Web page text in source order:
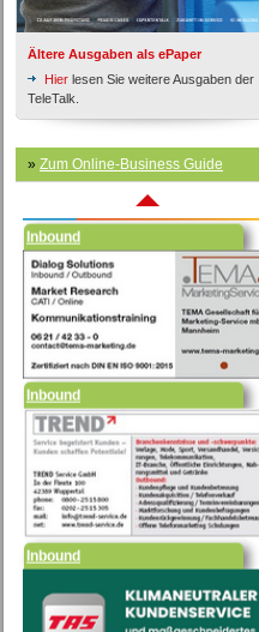
Ältere Ausgaben als ePaper
Hier lesen Sie weitere Ausgaben der
TeleTalk.
» Zum Online-Business Guide
Inbound
Inbound
Inbound